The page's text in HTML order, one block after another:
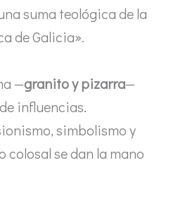
suma teológica de la
de Galicia».
—granito y pizarra—
influencias.
simbolismo y
colosal se dan la mano